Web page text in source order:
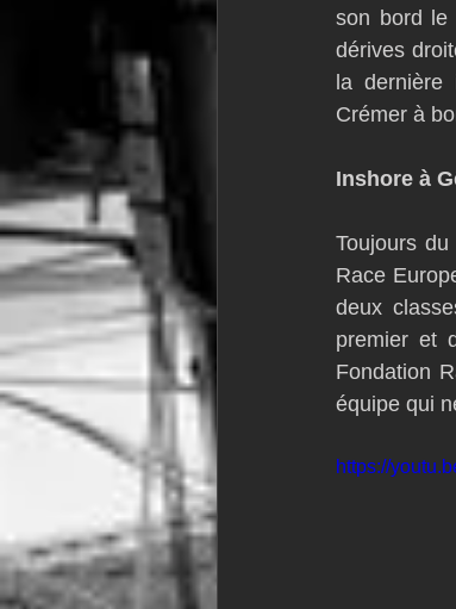
son bord le
dérives
la dernière
Crémer à
Inshore à
Toujours
Race
deux
premier et
Fondation
équipe qui
https://